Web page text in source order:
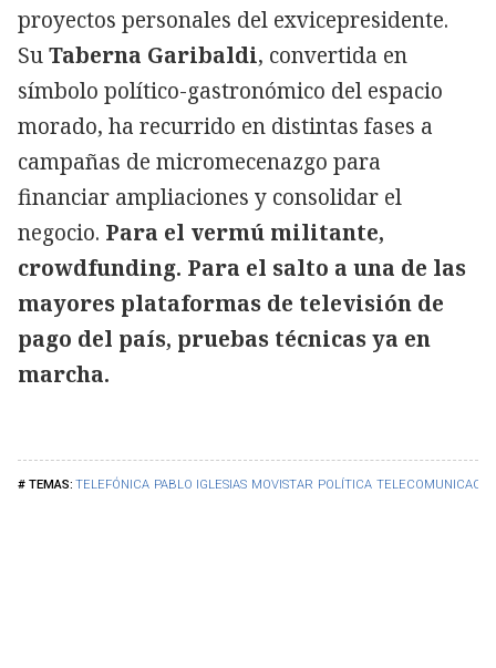
TELEFÓNICA PABLO IGLESIAS MOVISTAR POLÍTICA
proyectos personales del exvicepresidente.
SuTaberna Garibaldi, convertida en
símbolo político-gastronómico del espacio
morado, ha recurrido en distintas fases a
campañas de micromecenazgo para
financiar ampliaciones y consolidar el
negocio. Para el vermú militante,
crowdfunding. Para el salto a una de las
mayores plataformas de televisión de
pago del país, pruebas técnicas ya en
marcha.